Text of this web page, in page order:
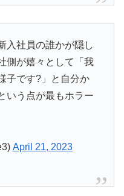
入社員の誰かが隠し
側が嬉々として「我
子です?」と自分か
いう点が最もホラー
April 21, 2023